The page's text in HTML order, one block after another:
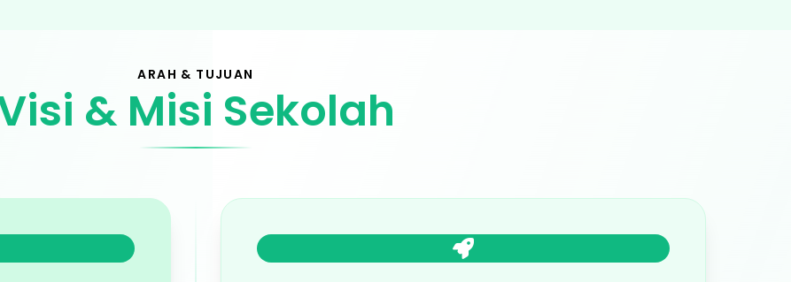
ARAH & TUJUAN
& Misi Sekolah